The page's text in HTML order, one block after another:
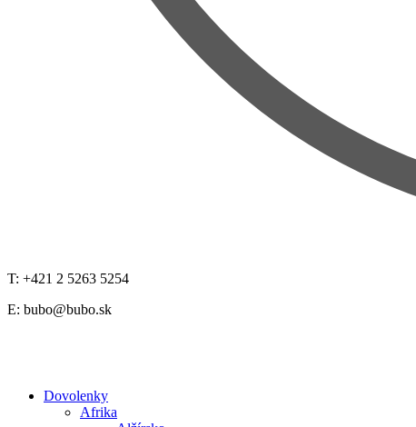
T: +421 2 5263 5254
E: bubo@bubo.sk
Dovolenky
Afrika